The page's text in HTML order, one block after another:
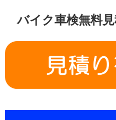
バイク車検無料見